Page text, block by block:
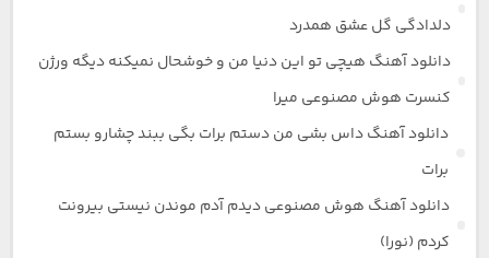
دلدادگی گل عشق همدرد
دانلود آهنگ هیچی تو این دنیا من و خوشحال نمیکنه دیگه ورژن
کنسرت هوش مصنوعی میرا
دانلود آهنگ داس بشی من دستم برات بگی ببند چشارو بستم
برات
دانلود آهنگ هوش مصنوعی دیدم آدم موندن نیستی بیرونت
کردم (نورا)